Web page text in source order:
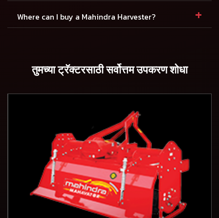
Where can I buy a Mahindra Harvester? +
तुमच्या ट्रॅक्टरसाठी सर्वोत्तम उपकरण शोधा